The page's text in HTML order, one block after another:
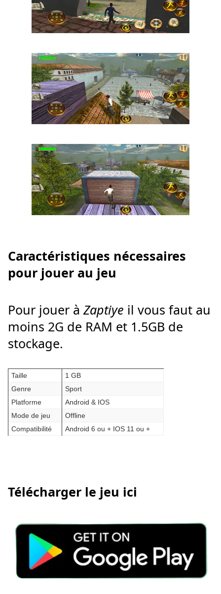
Caractéristiques nécessaires
pour jouer au jeu
Pour jouer àZaptiye il vous faut au
moins 2G de RAM et 1.5GB de
stockage.
Taille
1 GB
Genre
Sport
Platforme
Android & IOS
Mode de jeu
Offline
Compatibilité
Android 6 ou + IOS 11 ou +
Télécharger le jeu ici